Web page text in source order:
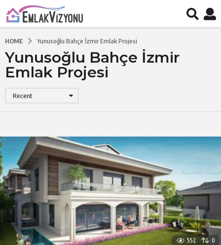
HOME Yunusoğlu Bahçe İzmir Emlak Projesi
Yunusoğlu Bahçe İzmir
Emlak Projesi
Recent
552 0